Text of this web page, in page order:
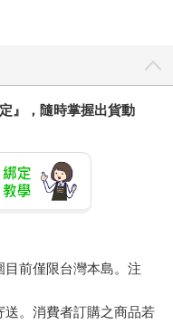
』，隨時掌握出貨動
前僅限台灣本島。注
。消費者訂購之商品若